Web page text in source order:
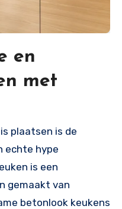
en
met
echte hype
is een
gemaakt van
betonlook keukens